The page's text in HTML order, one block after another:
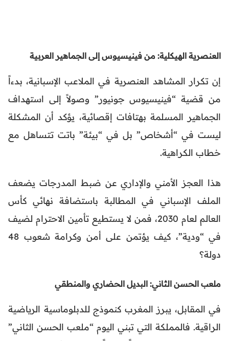
العنصرية الهيكلية: من فينيسيوس إلى الجماهير العربية
إن تكرار المشاهد العنصرية في الملاعب الإسبانية، بدءاً
من قضية “فينيسيوس جونيور” وصولاً إلى استهداف
الجماهير المسلمة بهتافات إقصائية، يؤكد أن المشكلة
ليست في “أشخاص” بل في “بيئة” باتت تتساهل مع
خطاب الكراهية.
هذا العجز الأمني والإداري عن ضبط المدرجات يضعف
الملف الإسباني في المطالبة باستضافة نهائي كأس
العالم لعام 2030، فمن لا يستطيع تأمين الاحترام لضيف
في “ودية”، كيف يؤتمن على أمن وكرامة شعوب 48
دولة؟
ملعب الحسن الثاني: البديل الحضاري والمنطقي
في المقابل، يبرز المغرب كنموذج للدبلوماسية الرياضية
الراقية. فالمملكة التي تبني اليوم “ملعب الحسن الثاني”